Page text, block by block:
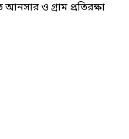
ও গ্রাম প্রতিরক্ষা